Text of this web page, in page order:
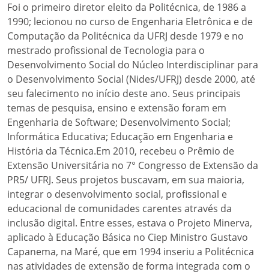
Foi o primeiro diretor eleito da Politécnica, de 1986 a
1990; lecionou no curso de Engenharia Eletrônica e de
Computação da Politécnica da UFRJ desde 1979 e no
mestrado profissional de Tecnologia para o
Desenvolvimento Social do Núcleo Interdisciplinar para
o Desenvolvimento Social (Nides/UFRJ) desde 2000, até
seu falecimento no início deste ano. Seus principais
temas de pesquisa, ensino e extensão foram em
Engenharia de Software; Desenvolvimento Social;
Informática Educativa; Educação em Engenharia e
História da Técnica.Em 2010, recebeu o Prêmio de
Extensão Universitária no 7° Congresso de Extensão da
PR5/ UFRJ. Seus projetos buscavam, em sua maioria,
integrar o desenvolvimento social, profissional e
educacional de comunidades carentes através da
inclusão digital. Entre esses, estava o Projeto Minerva,
aplicado à Educação Básica no Ciep Ministro Gustavo
Capanema, na Maré, que em 1994 inseriu a Politécnica
nas atividades de extensão de forma integrada com o